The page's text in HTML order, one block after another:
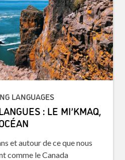
LANGUAGES
: LE MI’KMAQ,
et autour de ce que nous
comme le Canada